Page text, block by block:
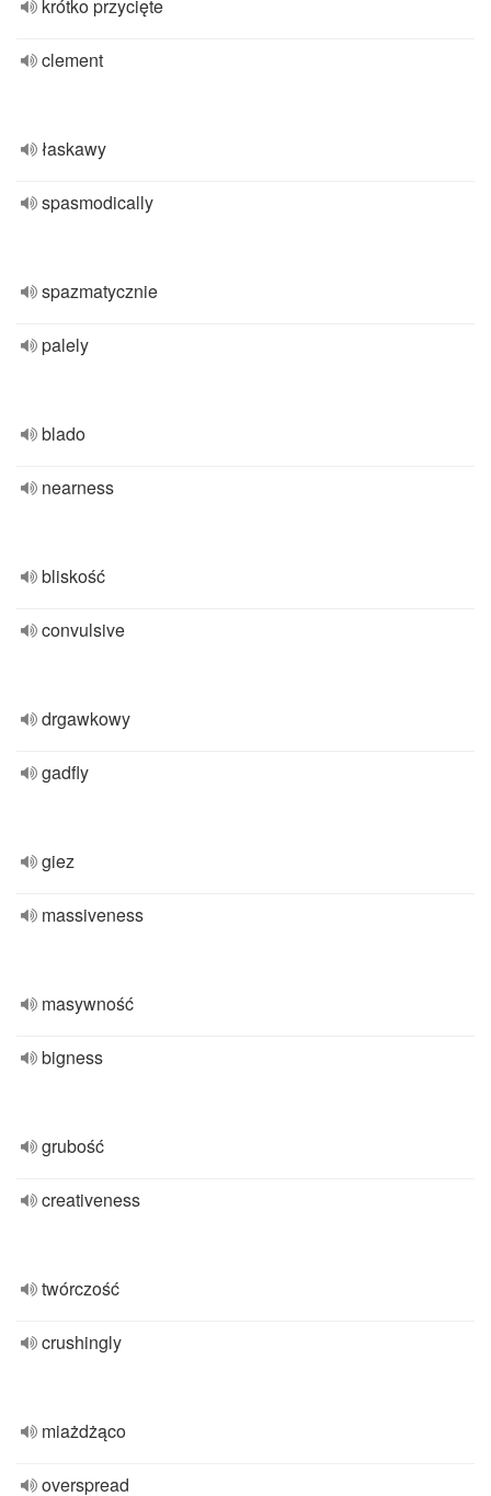
krótko przycięte
clement
łaskawy
spasmodically
spazmatycznie
palely
blado
nearness
bliskość
convulsive
drgawkowy
gadfly
giez
massiveness
masywność
bigness
grubość
creativeness
twórczość
crushingly
miażdżąco
overspread